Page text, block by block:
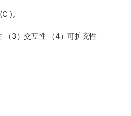
)。
（3）交互性 （4）可扩充性